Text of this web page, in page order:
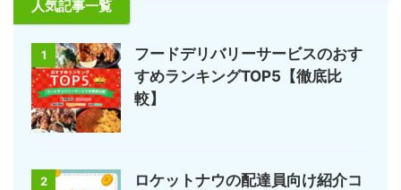
人気記事一覧
1
フードデリバリーサービスのおす
すめランキングTOP5【徹底比
較】
2
ロケットナウの配達員向け紹介コ